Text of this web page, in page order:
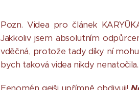
Pozn. Videa pro článek
Jakkoliv jsem absolutním
vděčná, protože tady díky ní
bych taková videa nikdy